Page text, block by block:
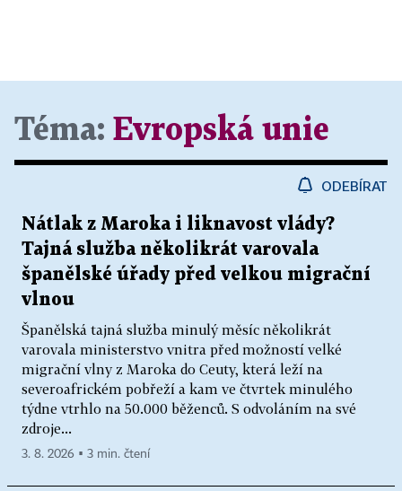
Téma: Evropská unie
ODEBÍRAT
Nátlak z Maroka i liknavost vlády?
Tajná služba několikrát varovala
španělské úřady před velkou migrační
vlnou
Španělská tajná služba minulý měsíc několikrát
varovala ministerstvo vnitra před možností velké
migrační vlny z Maroka do Ceuty, která leží na
severoafrickém pobřeží a kam ve čtvrtek minulého
týdne vtrhlo na 50.000 běženců. S odvoláním na své
zdroje...
3. 8. 2026 ▪ 3 min. čtení